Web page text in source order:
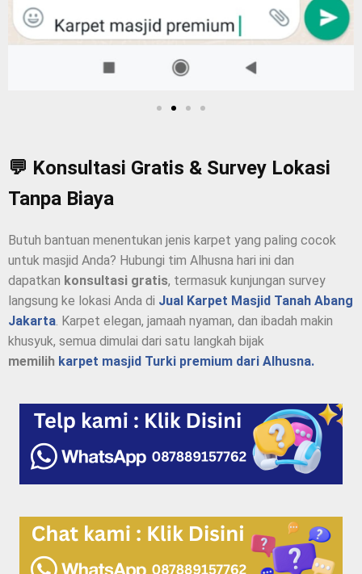
💬 Konsultasi Gratis & Survey Lokasi
Tanpa Biaya
Butuh bantuan menentukan jenis karpet yang paling cocok
untuk masjid Anda? Hubungi tim Alhusna hari ini dan
dapatkan konsultasi gratis, termasuk kunjungan survey
langsung ke lokasi Anda di Jual Karpet Masjid Tanah Abang
Jakarta. Karpet elegan, jamaah nyaman, dan ibadah makin
khusyuk, semua dimulai dari satu langkah bijak
memilih karpet masjid Turki premium dari Alhusna.